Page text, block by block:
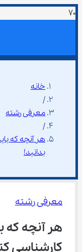
خانه
/
معرفی رشته
/
هر آنچه که
بدانید!
معرفی رشته
هر آنچه که
کارشناسی